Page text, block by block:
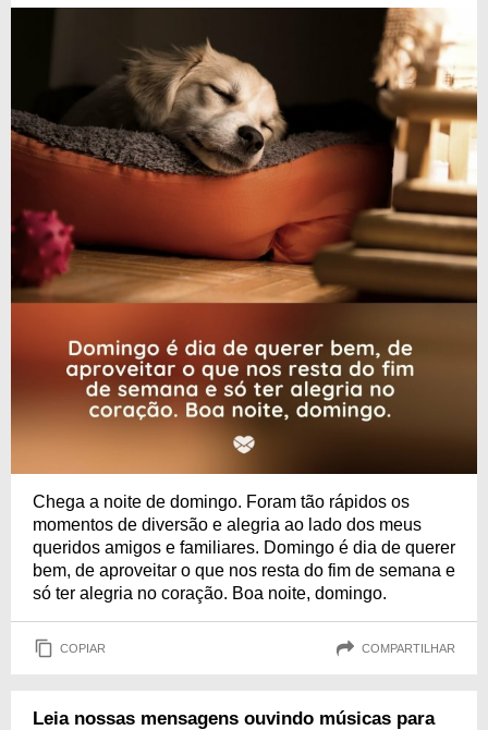
Chega a noite de domingo. Foram tão rápidos os
momentos de diversão e alegria ao lado dos meus
queridos amigos e familiares. Domingo é dia de querer
bem, de aproveitar o que nos resta do fim de semana e
só ter alegria no coração. Boa noite, domingo.
COPIAR COMPARTILHAR
Leia nossas mensagens ouvindo músicas para